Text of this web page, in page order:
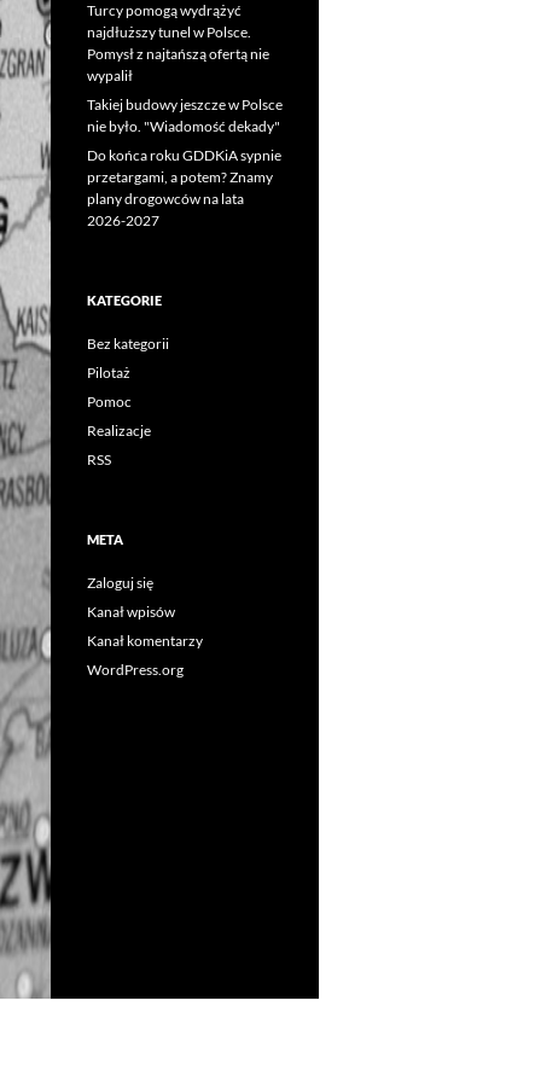
Turcy pomogą wydrążyć
najdłuższy tunel w Polsce.
Pomysł z najtańszą ofertą nie
wypalił
Takiej budowy jeszcze w Polsce
nie było. "Wiadomość dekady"
Do końca roku GDDKiA sypnie
przetargami, a potem? Znamy
plany drogowców na lata
2026-2027
KATEGORIE
Bez kategorii
Pilotaż
Pomoc
Realizacje
RSS
META
Zaloguj się
Kanał wpisów
Kanał komentarzy
WordPress.org